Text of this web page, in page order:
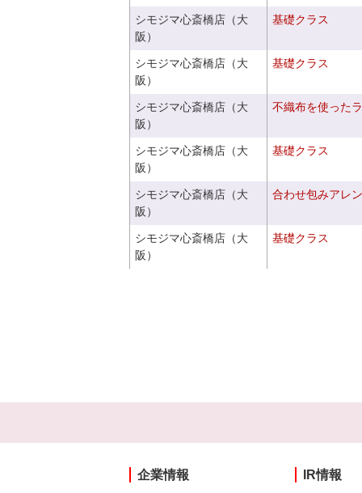
シモジマ心斎橋店（大
阪）
基礎クラス
シモジマ心斎橋店（大
阪）
基礎クラス
シモジマ心斎橋店（大
阪）
不織布を使った
シモジマ心斎橋店（大
阪）
基礎クラス
シモジマ心斎橋店（大
阪）
合わせ包みアレ
シモジマ心斎橋店（大
阪）
基礎クラス
企業情報 IR情報